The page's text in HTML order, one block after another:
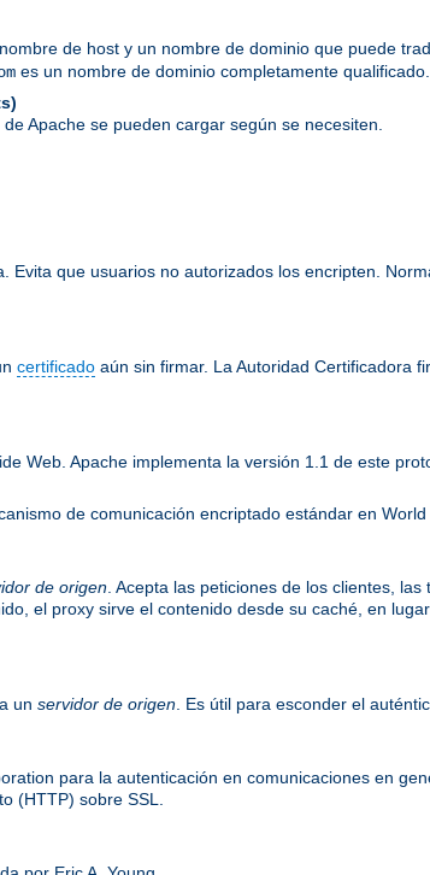
de host y un nombre de dominio que puede
es un nombre de dominio completamente qualificado.
Apache se pueden cargar según se necesiten.
Evita que usuarios no autorizados los encripten.
certificado aún sin firmar. La Autoridad Certificadora
Web. Apache implementa la versión 1.1 de este
de comunicación encriptado estándar en
de origen . Acepta las peticiones de los clientes,
el proxy sirve el contenido desde su caché, en
un servidor de origen . Es útil para esconder el
para la autenticación en comunicaciones en
(HTTP) sobre SSL.